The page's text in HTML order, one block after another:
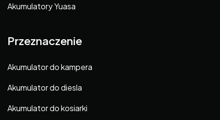
Akumulatory Yuasa
Przeznaczenie
Akumulator do kampera
Akumulator do diesla
Akumulator do kosiarki